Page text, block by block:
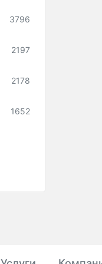
3796
2197
2178
1652